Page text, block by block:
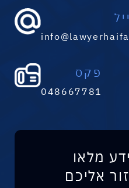
פקס
048667781
מלאו
אליכם